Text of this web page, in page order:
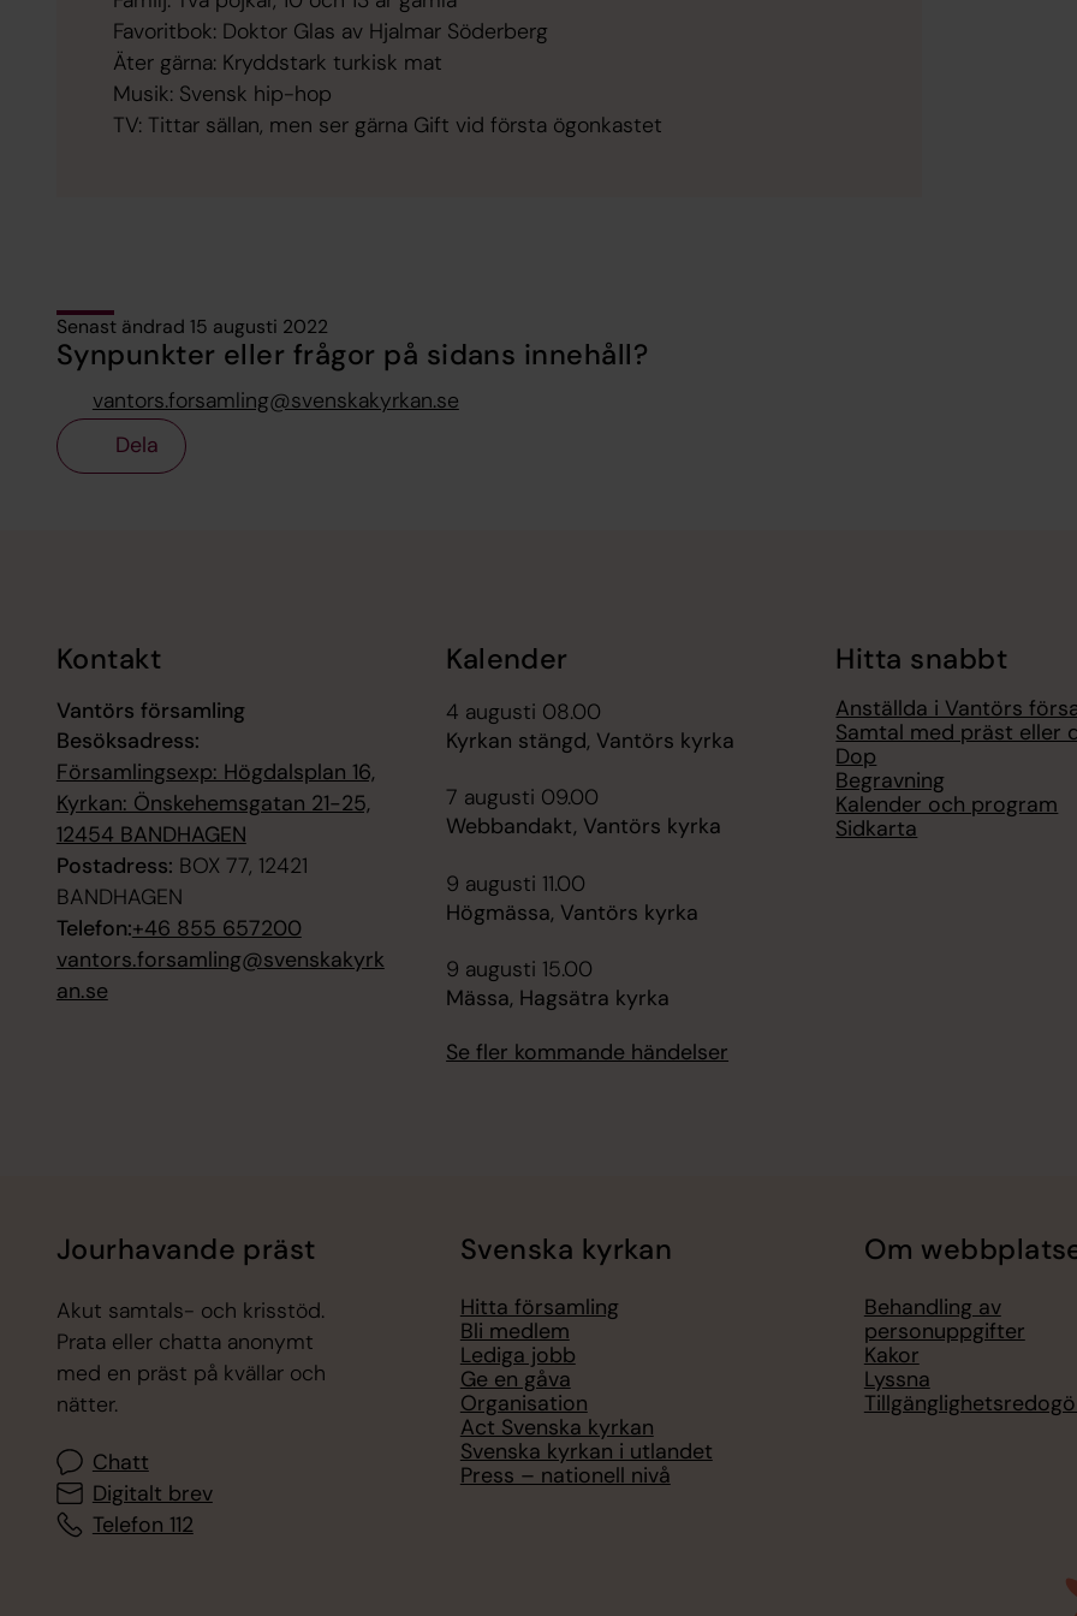
Favoritbok: Doktor Glas av Hjalmar Söderberg
Äter gärna: Kryddstark turkisk mat
Musik: Svensk hip-hop
TV: Tittar sällan, men ser gärna Gift vid första ögonkastet
Senast ändrad 15 augusti 2022
Synpunkter eller frågor på sidans innehåll?
vantors.forsamling@svenskakyrkan.se
Dela
Kontakt
Vantörs församling
Besöksadress:
Församlingsexp: Högdalsplan 16,
Kyrkan: Önskehemsgatan 21-25,
12454 BANDHAGEN
Postadress: BOX 77, 12421
BANDHAGEN
Telefon:+46 855 657200
vantors.forsamling@svenskakyrk
an.se
Kalender
4 augusti 08.00
Kyrkan stängd, Vantörs kyrka
7 augusti 09.00
Webbandakt, Vantörs kyrka
9 augusti 11.00
Högmässa, Vantörs kyrka
9 augusti 15.00
Mässa, Hagsätra kyrka
Se fler kommande händelser
Hitta snabbt
Anställda i Vantörs
Samtal med präst eller
Dop
Begravning
Kalender och program
Sidkarta
Jourhavande präst
Akut samtals- och krisstöd.
Prata eller chatta anonymt
med en präst på kvällar och
nätter.
Chatt
Digitalt brev
Telefon 112
Svenska kyrkan
Hitta församling
Bli medlem
Lediga jobb
Ge en gåva
Organisation
Act Svenska kyrkan
Svenska kyrkan i utlandet
Press – nationell nivå
Om
Behandling av
personuppgifter
Kakor
Lyssna